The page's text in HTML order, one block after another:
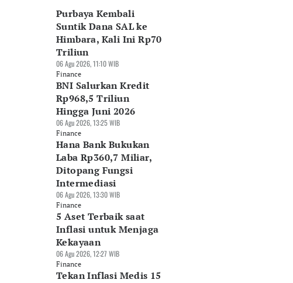
Purbaya Kembali
Suntik Dana SAL ke
Dokumen Dinilai
Purbaya Kembali
Suntik Dana SAL ke
Himbara, Kali Ini Rp70
Triliun
06 Agu 2026, 11:10 WIB
Finance
BNI Salurkan Kredit
Rp968,5 Triliun
Hingga Juni 2026
06 Agu 2026, 13:25 WIB
Finance
Hana Bank Bukukan
Laba Rp360,7 Miliar,
Ditopang Fungsi
Intermediasi
06 Agu 2026, 13:30 WIB
Finance
5 Aset Terbaik saat
Inflasi untuk Menjaga
Kekayaan
06 Agu 2026, 12:27 WIB
Finance
Tekan Inflasi Medis 15